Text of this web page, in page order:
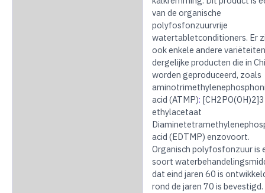
van de organische
polyfosfonzuurvrije
watertabletconditioners. Er
ook enkele andere
dergelijke producten die in
worden geproduceerd, zoals
acid (ATMP):
ethylacetaat
acid (EDTMP) enzovoort.
Organisch polyfosfonzuur is
soort
dat eind jaren 60 is
rond de jaren 70 is bevestigd.